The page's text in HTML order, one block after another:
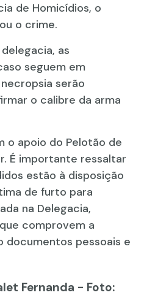
de Homicídios, o
o crime.
as
seguem em
serão
o calibre da arma
o apoio do Pelotão de
É importante ressaltar
estão à disposição
de furto para
na Delegacia,
comprovem a
documentos pessoais e
Fernanda - Foto: